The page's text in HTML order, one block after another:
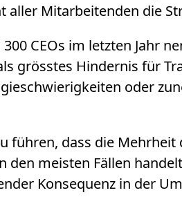
aller Mitarbeitenden die
300 CEOs im letzten Jahr
grösstes Hindernis für
oder
führen, dass die
den meisten Fällen
Konsequenz in der